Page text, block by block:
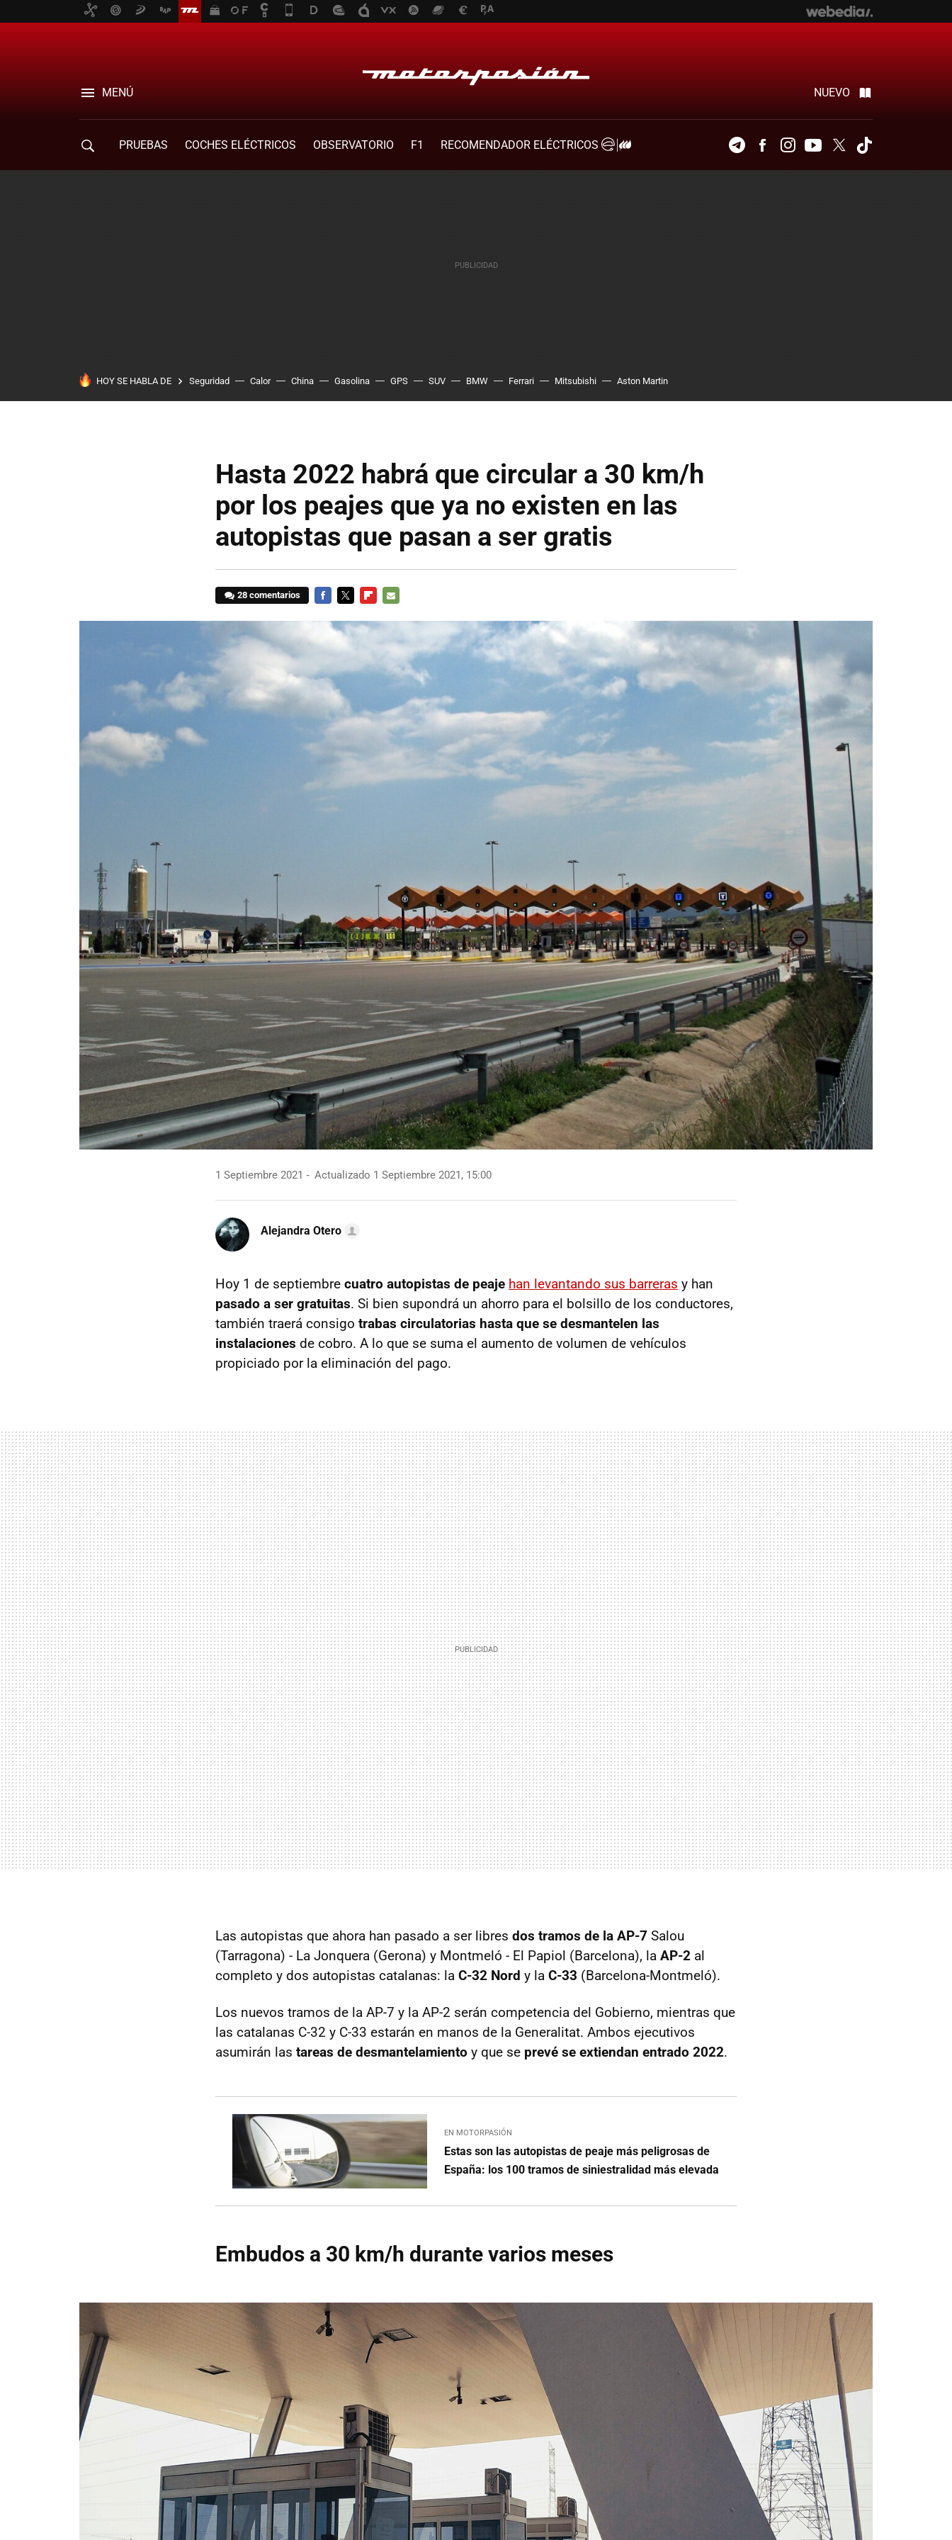
MENÚ NUEVO
PRUEBAS COCHES ELÉCTRICOS OBSERVATORIO F1
RECOMENDADOR ELÉCTRICOS
TelegramFacebookInstagramYoutubeTwitter
HOY SE HABLA DE Seguridad Calor China Gasolina GPS SUV BMW Ferrari Mitsubishi Aston Martin
Hasta 2022 habrá que circular a 30 km/h
por los peajes que ya no existen en las
autopistas que pasan a ser gratis
28 comentarios
1 Septiembre 2021 Actualizado 1 Septiembre 2021, 15:00
Alejandra Otero
Hoy 1 de septiembre cuatro autopistas de peaje han levantando sus barreras y han
pasado a ser gratuitas. Si bien supondrá un ahorro para el bolsillo de los conductores,
también traerá consigo trabas circulatorias hasta que se desmantelen las
instalaciones de cobro. A lo que se suma el aumento de volumen de vehículos
propiciado por la eliminación del pago.
Las autopistas que ahora han pasado a ser libres dos tramos de la AP-7 Salou
(Tarragona) - La Jonquera (Gerona) y Montmeló - El Papiol (Barcelona), la AP-2 al
completo y dos autopistas catalanas: la C-32 Nord y la C-33 (Barcelona-Montmeló).
Los nuevos tramos de la AP-7 y la AP-2 serán competencia del Gobierno, mientras que
las catalanas C-32 y C-33 estarán en manos de la Generalitat. Ambos ejecutivos
asumirán las tareas de desmantelamiento y que se prevé se extiendan entrado 2022.
EN MOTORPASIÓN
Estas son las autopistas de peaje más peligrosas de
España: los 100 tramos de siniestralidad más elevada
Embudos a 30 km/h durante varios meses